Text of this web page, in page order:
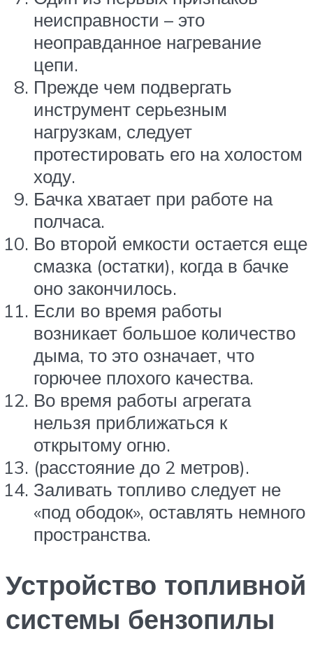
неисправности – это
неоправданное нагревание
цепи.
Прежде чем подвергать
инструмент серьезным
нагрузкам, следует
протестировать его на холостом
ходу.
Бачка хватает при работе на
полчаса.
Во второй емкости остается еще
смазка (остатки), когда в бачке
оно закончилось.
Если во время работы
возникает большое количество
дыма, то это означает, что
горючее плохого качества.
Во время работы агрегата
нельзя приближаться к
открытому огню.
(расстояние до 2 метров).
Заливать топливо следует не
«под ободок», оставлять немного
пространства.
Устройство топливной
системы бензопилы